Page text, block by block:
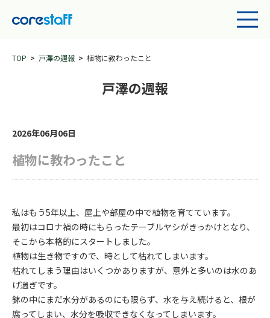
TOP 戸澤の週報 植物に教わったこと
戸澤の週報
2026年06月06日
植物に教わったこと
私はもう5年以上、屋上や部屋の中で植物を育てています。
最初はコロナ禍の時にもらったテーブルヤシがきっかけとなり、
そこから本格的にスタートしました。
植物は生き物ですので、時として枯れてしまいます。
枯れてしまう理由はいくつかありますが、意外と多いのは水のあ
げ過ぎです。
鉢の中にまだ水分があるのにも限らず、水を与え続けると、根が
腐ってしまい、水分を吸収できなくなってしまいます。